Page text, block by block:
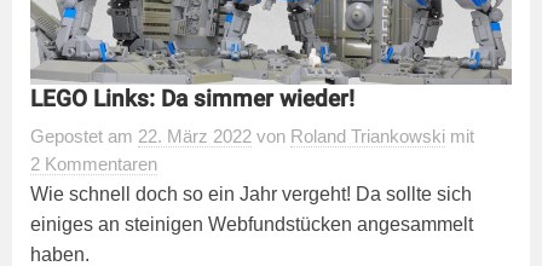
LEGO Links: Da simmer wieder!
Gepostet am 22. März 2022 von Roland Triankowski mit
2 Kommentaren
Wie schnell doch so ein Jahr vergeht! Da sollte sich
einiges an steinigen Webfundstücken angesammelt
haben.